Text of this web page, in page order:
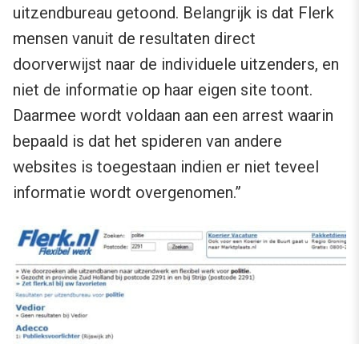
uitzendbureau getoond. Belangrijk is dat Flerk
mensen vanuit de resultaten direct
doorverwijst naar de individuele uitzenders, en
niet de informatie op haar eigen site toont.
Daarmee wordt voldaan aan een arrest waarin
bepaald is dat het spideren van andere
websites is toegestaan indien er niet teveel
informatie wordt overgenomen.”